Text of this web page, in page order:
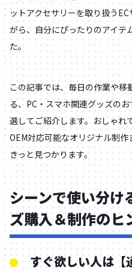
ットアクセサリーを取り扱う
がら、自分にぴったりのアイテ
た。
この記事では、毎日の作業や
る、PC・スマホ関連グッズの
選してご紹介します。おしゃれ
OEM対応可能なオリジナル制
きっと見つかります。
シーンで使い分け
ズ購入＆制作のヒ
すぐ欲しい人は【